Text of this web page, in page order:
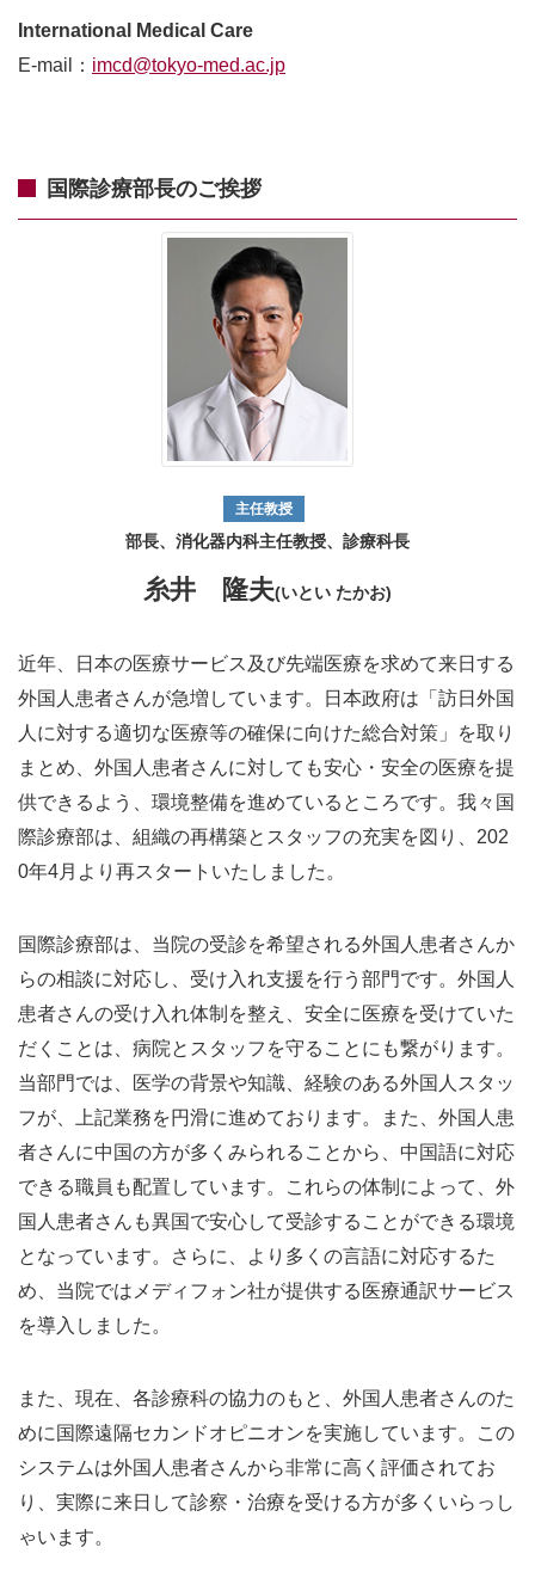
International Medical Care
E-mail： imcd@tokyo-med.ac.jp
国際診療部長のご挨拶
主任教授
部長、 消化器内科主任教授、 診療科長
糸井 隆夫(いとい たかお)
近年、日本の医療サービス及び先端医療を求めて来日する
外国人患者さんが急増しています。日本政府は「訪日外国
人に対する適切な医療等の確保に向けた総合対策」を取り
まとめ、外国人患者さんに対しても安心・安全の医療を提
供できるよう、環境整備を進めているところです。我々国
際診療部は、組織の再構築とスタッフの充実を図り、202
0年4月より再スタートいたしました。
国際診療部は、当院の受診を希望される外国人患者さんか
らの相談に対応し、受け入れ支援を行う部門です。外国人
患者さんの受け入れ体制を整え、安全に医療を受けていた
だくことは、病院とスタッフを守ることにも繋がります。
当部門では、医学の背景や知識、経験のある外国人スタッ
フが、上記業務を円滑に進めております。また、外国人患
者さんに中国の方が多くみられることから、中国語に対応
できる職員も配置しています。これらの体制によって、外
国人患者さんも異国で安心して受診することができる環境
となっています。さらに、より多くの言語に対応するた
め、当院ではメディフォン社が提供する医療通訳サービス
を導入しました。
また、現在、各診療科の協力のもと、外国人患者さんのた
めに国際遠隔セカンドオピニオンを実施しています。この
システムは外国人患者さんから非常に高く評価されてお
り、実際に来日して診察・治療を受ける方が多くいらっし
ゃいます。